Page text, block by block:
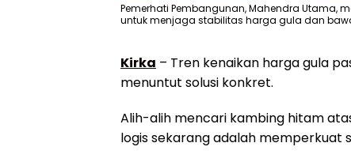
Pemerhati Pembangunan, Mahendra Utama,
untuk menjaga stabilitas harga gula dan
Kirka – Tren kenaikan harga gula
menuntut solusi konkret.
Alih-alih mencari kambing hitam
logis sekarang adalah memperkuat